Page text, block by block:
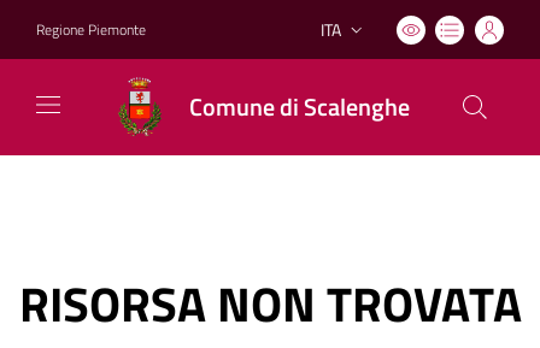
Regione Piemonte Lingua attiva:
ITA
Comune di Scalenghe
RISORSA NON TROVATA